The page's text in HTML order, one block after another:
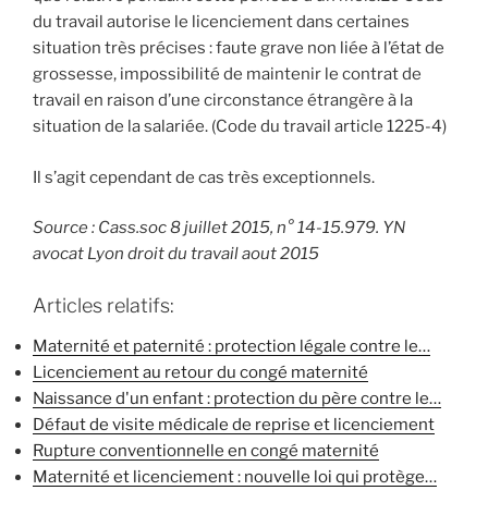
du travail autorise le licenciement dans certaines
situation très précises : faute grave non liée à l’état de
grossesse, impossibilité de maintenir le contrat de
travail en raison d’une circonstance étrangère à la
situation de la salariée. (Code du travail article 1225-4)
Il s’agit cependant de cas très exceptionnels.
Source : Cass.soc 8 juillet 2015, n° 14-15.979. YN
avocat Lyon droit du travail aout 2015
Articles relatifs:
Maternité et paternité : protection légale contre le…
Licenciement au retour du congé maternité
Naissance d'un enfant : protection du père contre le…
Défaut de visite médicale de reprise et licenciement
Rupture conventionnelle en congé maternité
Maternité et licenciement : nouvelle loi qui protège…